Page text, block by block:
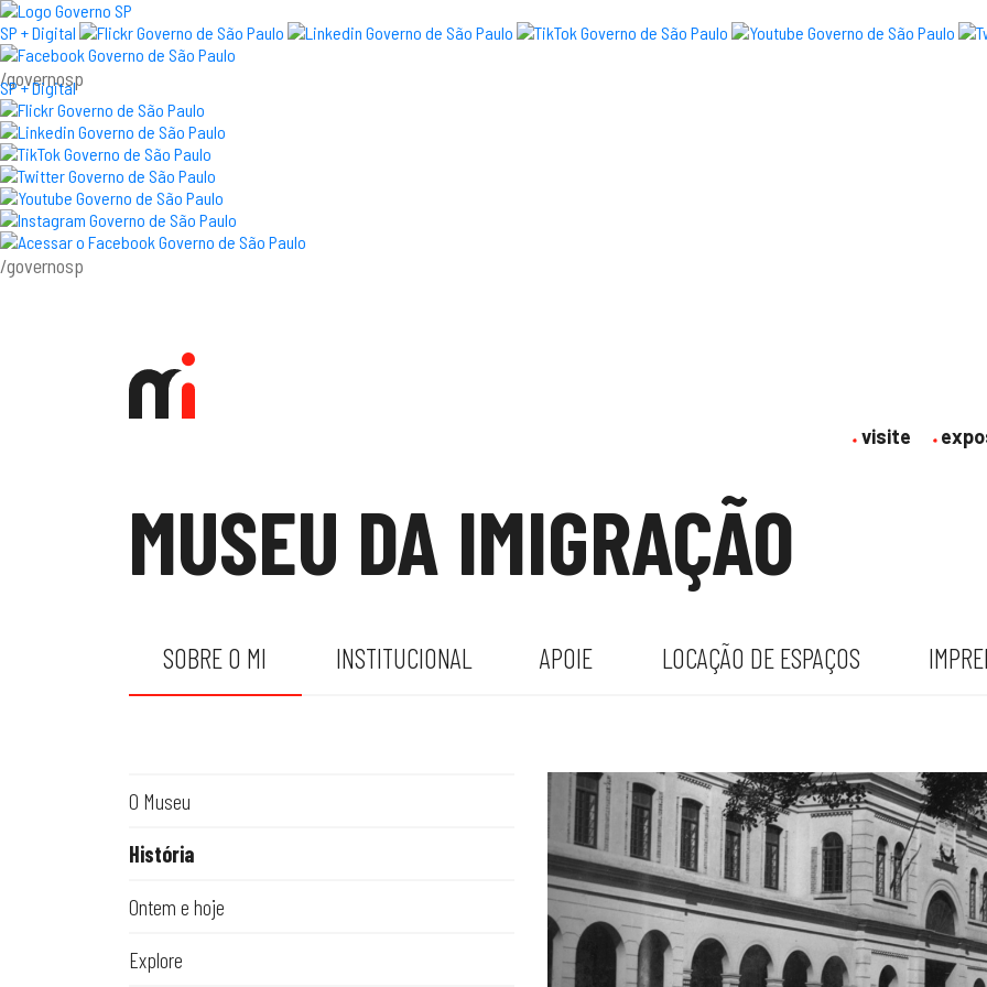
SP + Digital
/governosp
SP + Digital
/governosp
visite
MUSEU DA IMIGRAÇÃO
SOBRE O MI INSTITUCIONAL APOIE LOCAÇÃO DE ESPAÇOS
O Museu
História
Ontem e hoje
Explore